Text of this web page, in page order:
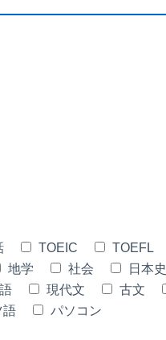
TOEIC
TOEFL
地学
社会
日本史
現代文 古文
語
パソコン